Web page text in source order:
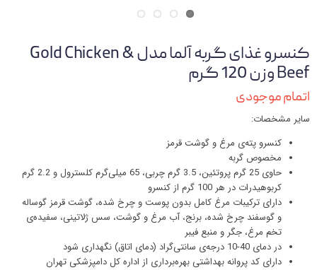
کنسرو غذای گربه آلما مدل Gold Chicken &
Beef وزن 120 گرم
اتمام موجودی
سایر مشخصات:
کنسرو پته‌ی مرغ و گوشت قرمز
مخصوص گربه
حاوی 25 گرم پروتئین، 3.5 گرم چربی، 65 میلی‌گرم کلسترول و 2.2 گرم
کربوهیدرات در هر 100 گرم از کنسرو
دارای ترکیبات مرغ کامل بدون پوست و چرخ شده، گوشت قرمز گوساله
و گوسفند چرخ شده، برنج، آب مرغ و گوشت، سس ژلاتینی، سفیده‌ی
تخم مرغ، جگر و منبع فیبر
در دمای 40-10 درجه‌ی سانتی‌گراد (دمای اتاق) نگهداری شود
دارای کد پروانه بهداشتی بهره‌برداری از اداره کل دامپزشکی تهران